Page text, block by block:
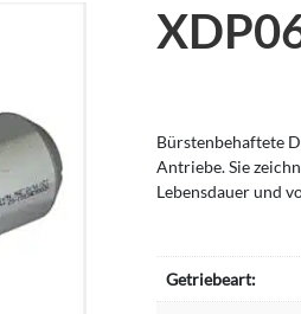
Bürstenbehaftete
Antriebe. Sie
Lebensdauer und
Getriebeart: